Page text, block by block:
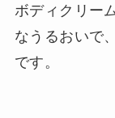
ボディクリー
なうるおいで
です。